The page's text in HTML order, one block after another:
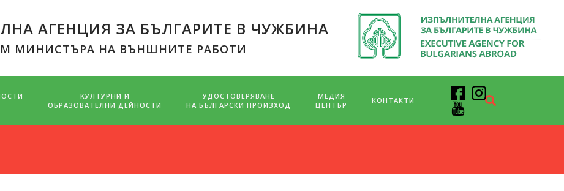
АГЕНЦИЯ ЗА БЪЛГАРИТЕ В ЧУЖБИНА
МИНИСТЪРА НА ВЪНШНИТЕ РАБОТИ
КУЛТУРНИ И
ОБРАЗОВАТЕЛНИ ДЕЙНОСТИ
УДОСТОВЕРЯВАНЕ
НА БЪЛГАРСКИ ПРОИЗХОД
МЕДИЯ
ЦЕНТЪР
КОНТАКТИ